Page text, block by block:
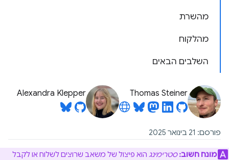
מהשרת
מהלקוח
השלבים הבאים
Thomas Steiner
Alexandra Klepper
פורסם: 21 בינואר 2025
מונח חשוב: סטרימינג הוא פיצול של משאב שרוצים לשלוח או לקבל